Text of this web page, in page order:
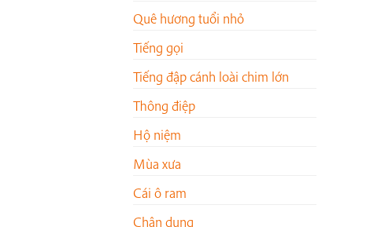
Quê hương tuổi nhỏ
Tiếng gọi
Tiếng đập cánh loài chim lớn
Thông điệp
Hộ niệm
Mùa xưa
Cái ô ram
Chân dung